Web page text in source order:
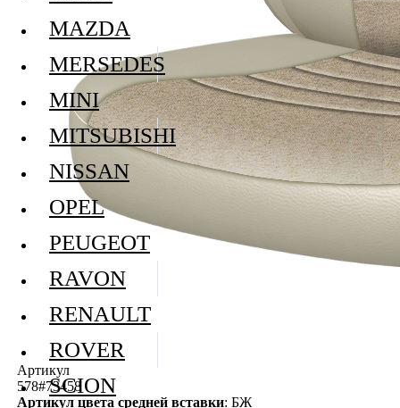
Артикул
578#73458
Артикул цвета средней вставки: БЖ
MAZDA
MERSEDES
MINI
MITSUBISHI
NISSAN
OPEL
PEUGEOT
RAVON
RENAULT
ROVER
SCION